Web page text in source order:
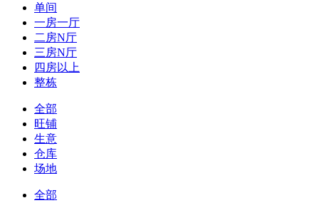
单间
一房一厅
二房N厅
三房N厅
四房以上
整栋
全部
旺铺
生意
仓库
场地
全部